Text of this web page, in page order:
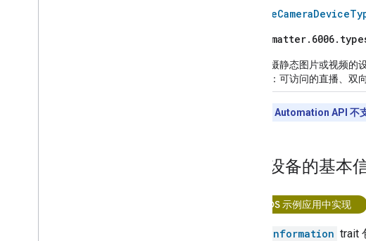
GoogleCamera
用于拍摄静态图片或视频的
下功能：可访问的直播、双
Automation API 不
获取设备的基本
在 iOS 示例应用中实现
BasicInformation trait